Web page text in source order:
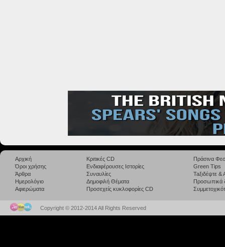
Αρχική
Όροι χρήσης
Άρθρα
Ημερολόγιο
Αφιερώματα
Κριτικές CD
Ενδιαφέρουσες Ιστορίες
Συναυλίες
Δημοφιλή Θέματα
Προσεχείς κυκλοφορίες CD
Πράσινα
Green Tips
Taξιδέψτε
Προσωπικά
Copyright © 2012-2014 All Rights Reserved